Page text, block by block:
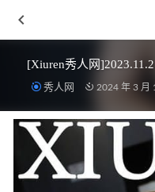
[Xiuren秀人网
秀人网 2024 年 3 月